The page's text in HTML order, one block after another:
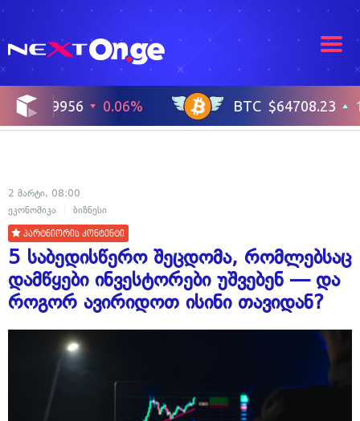
2 მარტი, 08:00
ეკონომიკა
ბიზნესი
პარტნიორის კონტენტი
5 საბედისწერო შეცდომა, რომლებსაც
დამწყები ინვესტორები უშვებენ — და
როგორ ავირიდოთ ისინი თავიდან?